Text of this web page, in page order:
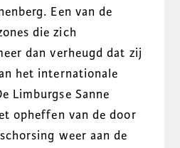
Een van de
die zich
dan verheugd dat zij
het internationale
Limburgse Sanne
opheffen van de door
weer aan de